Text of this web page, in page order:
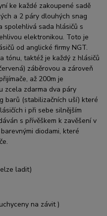
ke každé zakoupené sadě
a 2 páry dlouhých snag
spolehlivá sada hlásičů s
elektronikou. Toto je
od anglické firmy NGT.
tónu, taktéž je každý z hlásičů
záběrovou a zároveň
až 200m je
zcela zdarma dva páry
barů (stabilizačních uší) které
i při sebe silnějším
s přívěškem k zavěšení v
diodami, které
ladit)
na závit )